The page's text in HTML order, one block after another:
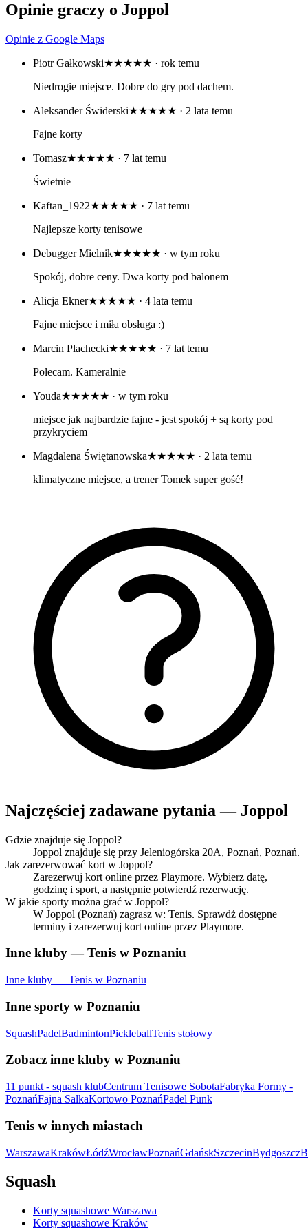
Opinie graczy o Joppol
Opinie z Google Maps
Piotr Gałkowski★★★★★ · rok temu
Niedrogie miejsce. Dobre do gry pod dachem.
Aleksander Świderski★★★★★ · 2 lata temu
Fajne korty
Tomasz★★★★★ · 7 lat temu
Świetnie
Kaftan_1922★★★★★ · 7 lat temu
Najlepsze korty tenisowe
Debugger Mielnik★★★★★ · w tym roku
Spokój, dobre ceny. Dwa korty pod balonem
Alicja Ekner★★★★★ · 4 lata temu
Fajne miejsce i miła obsługa :)
Marcin Plachecki★★★★★ · 7 lat temu
Polecam. Kameralnie
Youda★★★★★ · w tym roku
miejsce jak najbardzie fajne - jest spokój + są korty pod
przykryciem
Magdalena Świętanowska★★★★★ · 2 lata temu
klimatyczne miejsce, a trener Tomek super gość!
Najczęściej zadawane pytania — Joppol
Gdzie znajduje się Joppol?
Joppol znajduje się przy Jeleniogórska 20A, Poznań, Poznań.
Jak zarezerwować kort w Joppol?
Zarezerwuj kort online przez Playmore. Wybierz datę,
godzinę i sport, a następnie potwierdź rezerwację.
W jakie sporty można grać w Joppol?
W Joppol (Poznań) zagrasz w: Tenis. Sprawdź dostępne
terminy i zarezerwuj kort online przez Playmore.
Inne kluby — Tenis w Poznaniu
Inne kluby — Tenis w Poznaniu
Inne sporty w Poznaniu
SquashPadelBadmintonPickleballTenis stołowy
Zobacz inne kluby w Poznaniu
11 punkt - squash klubCentrum Tenisowe SobotaFabryka Formy -
PoznańFajna SalkaKortowo PoznańPadel Punk
Tenis w innych miastach
WarszawaKrakówŁódźWrocławPoznańGdańskSzczecinBydgoszcz
Squash
Korty squashowe Warszawa
Korty squashowe Kraków